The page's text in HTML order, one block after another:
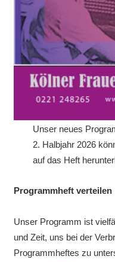
Unser neues
2. Halbjahr 2026
auf das Heft
Programmheft verteilen
Unser Programm ist
und Zeit, uns bei der
Programmheftes zu